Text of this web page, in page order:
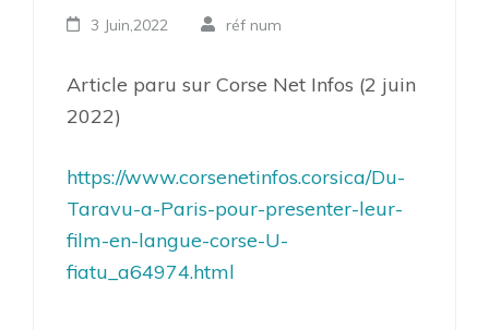
3 Juin,2022 réf num
Article paru sur Corse Net Infos (2 juin
2022)
https://www.corsenetinfos.corsica/Du-
Taravu-a-Paris-pour-presenter-leur-
film-en-langue-corse-U-
fiatu_a64974.html